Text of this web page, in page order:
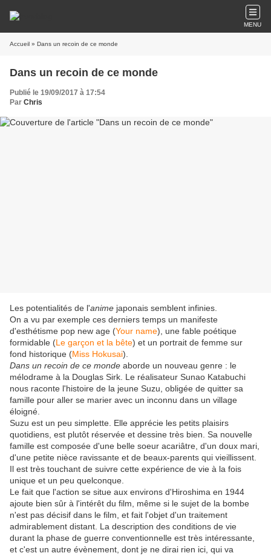
MENU
Accueil » Dans un recoin de ce monde
Dans un recoin de ce monde
Publié le 19/09/2017 à 17:54
Par Chris
Les potentialités de l'anime japonais semblent infinies.
On a vu par exemple ces derniers temps un manifeste
d'esthétisme pop new age (Your name), une fable poétique
formidable (Le garçon et la bête) et un portrait de femme sur
fond historique (Miss Hokusai).
Dans un recoin de ce monde aborde un nouveau genre : le
mélodrame à la Douglas Sirk. Le réalisateur Sunao Katabuchi
nous raconte l'histoire de la jeune Suzu, obligée de quitter sa
famille pour aller se marier avec un inconnu dans un village
éloigné.
Suzu est un peu simplette. Elle apprécie les petits plaisirs
quotidiens, est plutôt réservée et dessine très bien. Sa nouvelle
famille est composée d'une belle soeur acariâtre, d'un doux mari,
d'une petite nièce ravissante et de beaux-parents qui vieillissent.
Il est très touchant de suivre cette expérience de vie à la fois
unique et un peu quelconque.
Le fait que l'action se situe aux environs d'Hiroshima en 1944
ajoute bien sûr à l'intérêt du film, même si le sujet de la bombe
n'est pas décisif dans le film, et fait l'objet d'un traitement
admirablement distant. La description des conditions de vie
durant la phase de guerre conventionnelle est très intéressante,
et c'est un autre évènement, dont je ne dirai rien ici, qui va